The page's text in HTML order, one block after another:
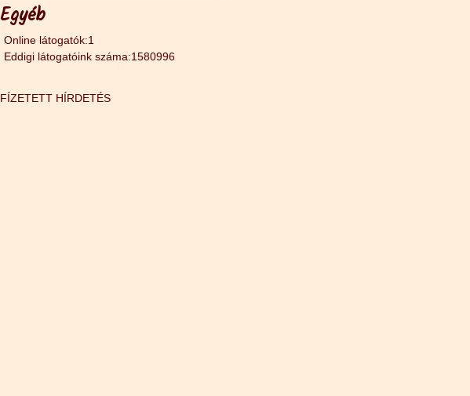
Egyéb
Online látogatók:1
Eddigi látogatóink száma:1580996
FÍZETETT HÍRDETÉS